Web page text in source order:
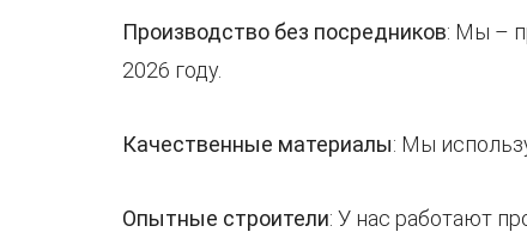
Производство без посредников: Мы –
2026 году.
Качественные материалы: Мы
Опытные строители: У нас работают